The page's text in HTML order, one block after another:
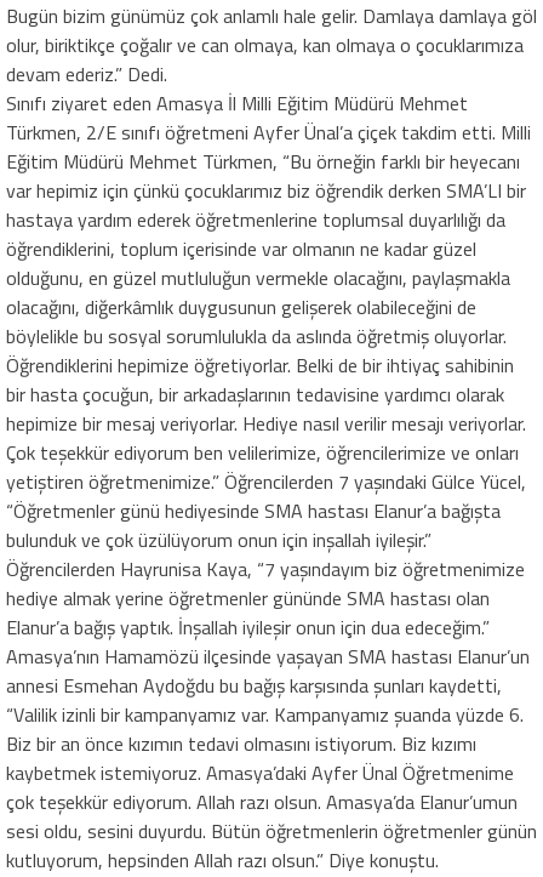
Bugün bizim günümüz çok anlamlı hale gelir. Damlaya damlaya göl
olur, biriktikçe çoğalır ve can olmaya, kan olmaya o çocuklarımıza
devam ederiz.” Dedi.
Sınıfı ziyaret eden Amasya İl Milli Eğitim Müdürü Mehmet
Türkmen, 2/E sınıfı öğretmeni Ayfer Ünal’a çiçek takdim etti. Milli
Eğitim Müdürü Mehmet Türkmen, “Bu örneğin farklı bir heyecanı
var hepimiz için çünkü çocuklarımız biz öğrendik derken SMA’LI bir
hastaya yardım ederek öğretmenlerine toplumsal duyarlılığı da
öğrendiklerini, toplum içerisinde var olmanın ne kadar güzel
olduğunu, en güzel mutluluğun vermekle olacağını, paylaşmakla
olacağını, diğerkâmlık duygusunun gelişerek olabileceğini de
böylelikle bu sosyal sorumlulukla da aslında öğretmiş oluyorlar.
Öğrendiklerini hepimize öğretiyorlar. Belki de bir ihtiyaç sahibinin
bir hasta çocuğun, bir arkadaşlarının tedavisine yardımcı olarak
hepimize bir mesaj veriyorlar. Hediye nasıl verilir mesajı veriyorlar.
Çok teşekkür ediyorum ben velilerimize, öğrencilerimize ve onları
yetiştiren öğretmenimize.” Öğrencilerden 7 yaşındaki Gülce Yücel,
“Öğretmenler günü hediyesinde SMA hastası Elanur’a bağışta
bulunduk ve çok üzülüyorum onun için inşallah iyileşir.”
Öğrencilerden Hayrunisa Kaya, “7 yaşındayım biz öğretmenimize
hediye almak yerine öğretmenler gününde SMA hastası olan
Elanur’a bağış yaptık. İnşallah iyileşir onun için dua edeceğim.”
Amasya’nın Hamamözü ilçesinde yaşayan SMA hastası Elanur’un
annesi Esmehan Aydoğdu bu bağış karşısında şunları kaydetti,
“Valilik izinli bir kampanyamız var. Kampanyamız şuanda yüzde 6.
Biz bir an önce kızımın tedavi olmasını istiyorum. Biz kızımı
kaybetmek istemiyoruz. Amasya’daki Ayfer Ünal Öğretmenime
çok teşekkür ediyorum. Allah razı olsun. Amasya’da Elanur’umun
sesi oldu, sesini duyurdu. Bütün öğretmenlerin öğretmenler günün
kutluyorum, hepsinden Allah razı olsun.” Diye konuştu.